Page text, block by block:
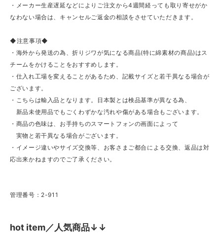
・メーカー生産遅延などによりご注文から4週間経っても取り寄せがか
なわない場合は、キャンセルご返金の相談をさせていただきます。
◆注意事項◆
・海外から発送の為、折りジワが気になる商品(特に綿素材の商品)はス
チームをかけることをおすすめします。
・仕入れ工場を変えることがあるため、記載サイズと若干異なる場合が
ございます。
・こちらは輸入品となります。日本製とは検品基準が異なる為、
新品未使用品でもごくわずかな汚れや傷がある場合もございます。
・商品の色味は、お手持ちのスマートフォンの画面によって
実物と若干異なる場合がございます。
・イメージ違いやサイズ交換等、お客さまご都合による交換、返品は対
応出来かねますのでご了承ください。
管理番号：2-911
hot item／人気商品↓↓